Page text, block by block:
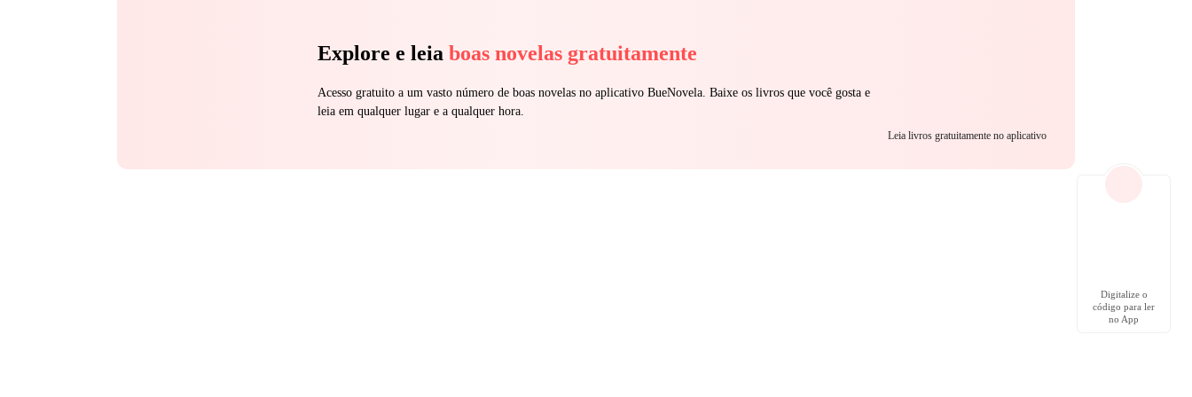
Explore e leia boas novelas gratuitamente
Acesso gratuito a um vasto número de boas novelas no aplicativo BueNovela. Baixe os livros que você gosta e
leia em qualquer lugar e a qualquer hora.
Leia livros gratuitamente no aplicativo
Digitalize o
código para ler
no App